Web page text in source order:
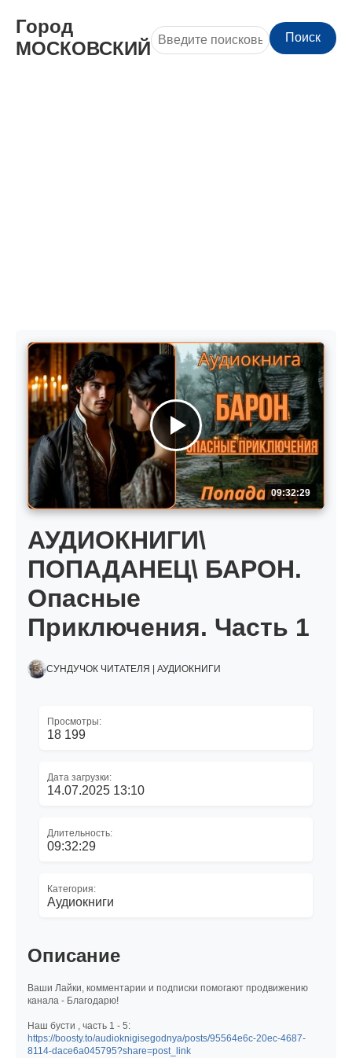
Город
МОСКОВСКИЙ
Поиск
09:32:29
АУДИОКНИГИ\
ПОПАДАНЕЦ\ БАРОН.
Опасные
Приключения. Часть 1
СУНДУЧОК ЧИТАТЕЛЯ | АУДИОКНИГИ
Просмотры:
18 199
Дата загрузки:
14.07.2025 13:10
Длительность:
09:32:29
Категория:
Аудиокниги
Описание
Ваши Лайки, комментарии и подписки помогают продвижению
канала - Благодарю!
Наш бусти , часть 1 - 5:
https://boosty.to/audioknigisegodnya/posts/95564e6c-20ec-4687-
8114-dace6a045795?share=post_link